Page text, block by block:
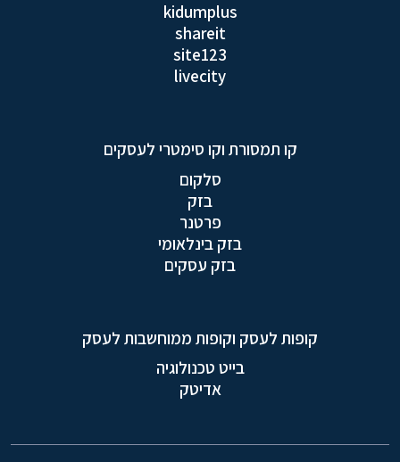
kidumplus
shareit
site123
livecity
קו תמסורת וקו סימטרי לעסקים
סלקום
בזק
פרטנר
בזק בינלאומי
בזק עסקים
קופות לעסק וקופות ממוחשבות לעסק
בייט טכנולוגיה
אדיטק